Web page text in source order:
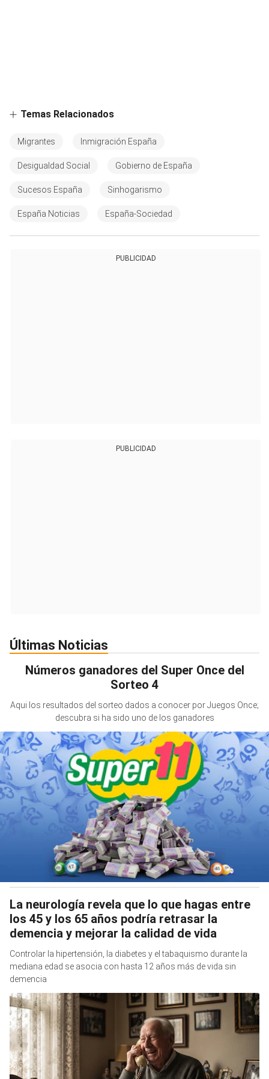
Temas Relacionados
Migrantes Inmigración España
Desigualdad Social Gobierno de España
Sucesos España Sinhogarismo
España Noticias España-Sociedad
PUBLICIDAD
PUBLICIDAD
Últimas Noticias
Números ganadores del Super Once del
Sorteo 4
Aqui los resultados del sorteo dados a conocer por Juegos Once;
descubra si ha sido uno de los ganadores
La neurología revela que lo que hagas entre
los 45 y los 65 años podría retrasar la
demencia y mejorar la calidad de vida
Controlar la hipertensión, la diabetes y el tabaquismo durante la
mediana edad se asocia con hasta 12 años más de vida sin
demencia